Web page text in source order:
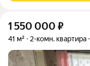
1 550 000 ₽
41 м² 2-комн. квартира